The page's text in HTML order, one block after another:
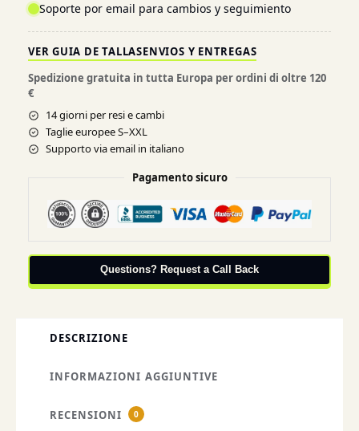
Soporte por email para cambios y seguimiento
VER GUIA DE TALLASENVIOS Y ENTREGAS
Spedizione gratuita in tutta Europa per ordini di oltre 120
€
14 giorni per resi e cambi
Taglie europee S–XXL
Supporto via email in italiano
Pagamento sicuro
Questions? Request a Call Back
DESCRIZIONE
INFORMAZIONI AGGIUNTIVE
RECENSIONI 0